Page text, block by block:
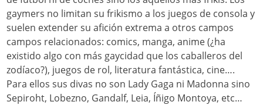
gaymers no limitan su frikismo a los juegos de consola y
suelen extender su afición extrema a otros campos
campos relacionados: comics, manga, anime (¿ha
existido algo con más gaycidad que los caballeros del
zodíaco?), juegos de rol, literatura fantástica, cine….
Para ellos sus divas no son Lady Gaga ni Madonna sino
Sepiroht, Lobezno, Gandalf, Leia, Íñigo Montoya, etc…